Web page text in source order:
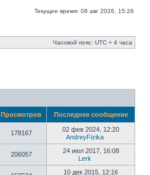
Текущее время: 08 авг 2026, 15:26
Часовой пояс: UTC + 4 часа
Просмотров Последнее сообщение
178167
02 фев 2024, 12:20
AndreyFizika
206057
24 июл 2017, 16:08
Lerk
10 дек 2015, 12:16